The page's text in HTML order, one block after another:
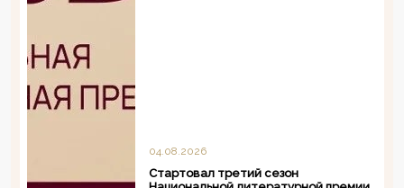
04.08.2026
Стартовал третий сезон